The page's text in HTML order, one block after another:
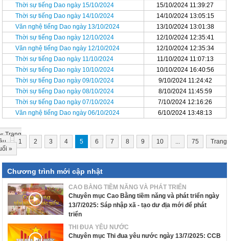
Thời sự tiếng Dao ngày 15/10/2024
15/10/2024 11:39:27
Thời sự tiếng Dao ngày 14/10/2024
14/10/2024 13:05:15
Văn nghệ tiếng Dao ngày 13/10/2024
13/10/2024 13:01:38
Thời sự tiếng Dao ngày 12/10/2024
12/10/2024 12:35:41
Văn nghệ tiếng Dao ngày 12/10/2024
12/10/2024 12:35:34
Thời sự tiếng Dao ngày 11/10/2024
11/10/2024 11:07:13
Thời sự tiếng Dao ngày 10/10/2024
10/10/2024 16:40:56
Thời sự tiếng Dao ngày 09/10/2024
9/10/2024 11:24:42
Thời sự tiếng Dao ngày 08/10/2024
8/10/2024 11:45:59
Thời sự tiếng Dao ngày 07/10/2024
7/10/2024 12:16:26
Văn nghệ tiếng Dao ngày 06/10/2024
6/10/2024 13:48:13
«Trang
1 2 3 4 5 6 7 8 9 10 ... 75
Trang
»
Chương trình mới cập nhật
CAO BẰNG TIỀM NĂNG VÀ PHÁT TRIỂN
Chuyên mục Cao Bằng tiềm năng và phát triển ngày
13/7/2025: Sáp nhập xã - tạo dư địa mới để phát
triển
THI ĐUA YÊU NƯỚC
Chuyên mục Thi đua yêu nước ngày 13/7/2025: CCB